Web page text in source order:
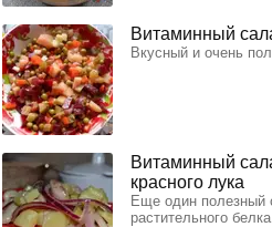
Витаминный
Вкусный и очень
Витаминный
красного лука
Еще один полезный
растительного белка.